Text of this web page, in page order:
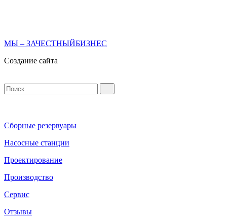
МЫ – ЗАЧЕСТНЫЙБИЗНЕС
Создание сайта
Сборные резервуары
Насосные станции
Проектирование
Производство
Сервис
Отзывы